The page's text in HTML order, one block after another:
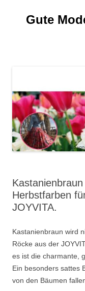
springenGute
Herbstfarben
JOYVITA.
Kastanienbraun wird
Röcke aus der
es ist die charmante,
Ein besonders sattes
von den Bäumen